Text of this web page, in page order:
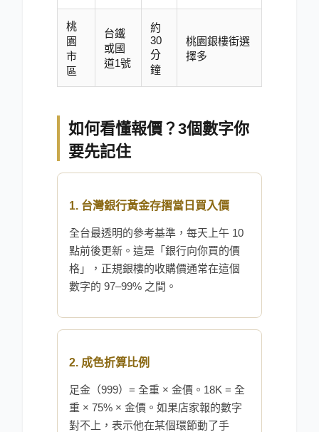
桃
園
市
區
台鐵
或國
道1號
約
30
分
鐘
桃園銀樓街選
擇多
如何看懂報價？3個數字你
要先記住
1. 台灣銀行黃金存摺當日買入價
全台最透明的參考基準，每天上午 10
點前後更新。這是「銀行向你買的價
格」，正規銀樓的收購價通常在這個
數字的 97–99% 之間。
2. 成色折算比例
足金（999）= 全重 × 金價。18K = 全
重 × 75% × 金價。如果店家報的數字
對不上，表示他在某個環節動了手